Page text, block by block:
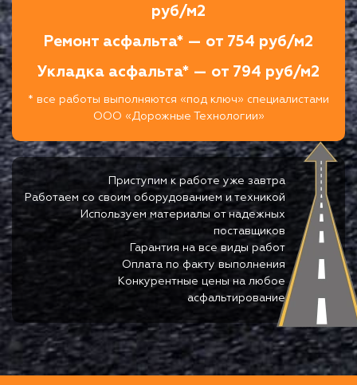
руб/м2
Ремонт асфальта* — от 754 руб/м2
Укладка асфальта* — от 794 руб/м2
* все работы выполняются «под ключ» специалистами
ООО «Дорожные Технологии»
Приступим к работе уже завтра
Работаем со своим оборудованием и техникой
Используем материалы от надежных
поставщиков
Гарантия на все виды работ
Оплата по факту выполнения
Конкурентные цены на любое
асфальтирование